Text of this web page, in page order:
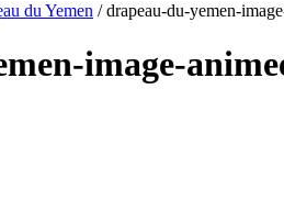
du Yemen / drapeau-du-yemen-
image-